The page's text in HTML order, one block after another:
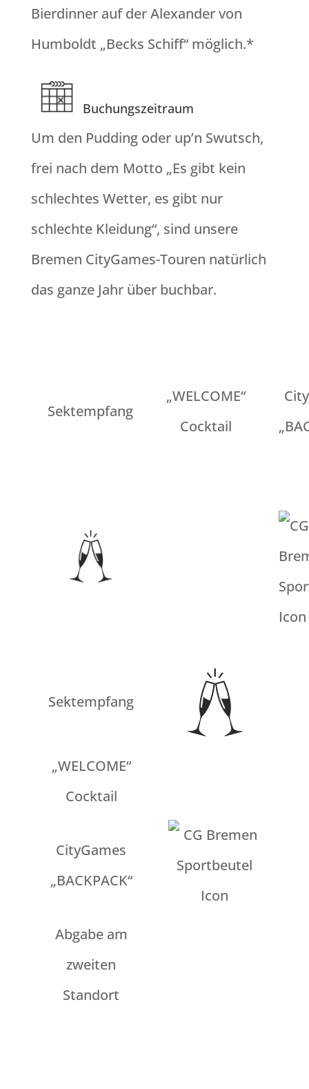
Bierdinner auf der Alexander von
Humboldt „Becks Schiff“ möglich.*
Buchungszeitraum
Um den Pudding oder up’n Swutsch,
frei nach dem Motto „Es gibt kein
schlechtes Wetter, es gibt nur
schlechte Kleidung“, sind unsere
Bremen CityGames-Touren natürlich
das ganze Jahr über buchbar.
Sektempfang
„WELCOME“
Cocktail
Sektempfang
„WELCOME“
Cocktail
CityGames
„BACKPACK“
Abgabe am
zweiten
Standort